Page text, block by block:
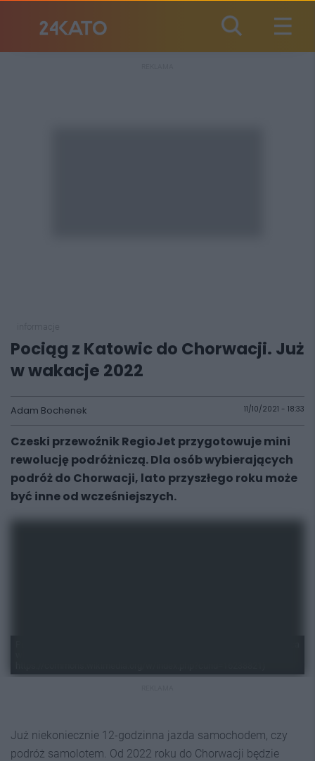
Pociąg z Katowic do Chorwacji. Już
w wakacje 2022
Adam Bochenek 11/10/2021 - 18:33
Czeski przewoźnik RegioJet przygotowuje mini
rewolucję podróżniczą. Dla osób wybierających
podróż do Chorwacji, lato przyszłego roku może
być inne od wcześniejszych.
Już niekoniecznie 12-godzinna jazda samochodem, czy
podróż samolotem. Od 2022 roku do Chorwacji będzie